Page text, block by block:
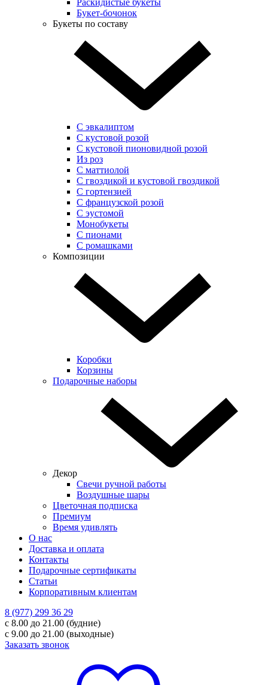
Раскидистые букеты
Букет-бочонок
Букеты по составу
С эвкалиптом
С кустовой розой
С кустовой пионовидной розой
Из роз
С маттиолой
С гвоздикой и кустовой гвоздикой
С гортензией
С французской розой
С эустомой
Монобукеты
С пионами
С ромашками
Композиции
Коробки
Корзины
Подарочные наборы
Декор
Свечи ручной работы
Воздушные шары
Цветочная подписка
Премиум
Время удивлять
О нас
Доставка и оплата
Контакты
Подарочные сертификаты
Статьи
Корпоративным клиентам
8 (977) 299 36 29
с 8.00 до 21.00 (будние)
с 9.00 до 21.00 (выходные)
Заказать звонок